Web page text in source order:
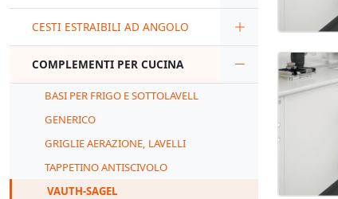
CESTI ESTRAIBILI AD ANGOLO
COMPLEMENTI PER CUCINA
BASI PER FRIGO E SOTTOLAVELL
GENERICO
GRIGLIE AERAZIONE, LAVELLI
TAPPETINO ANTISCIVOLO
VAUTH-SAGEL